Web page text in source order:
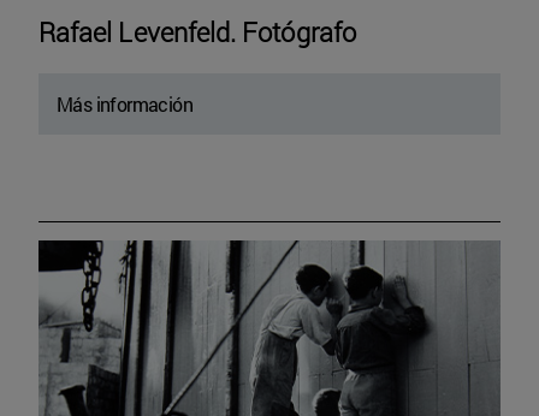
Rafael Levenfeld. Fotógrafo
Más información